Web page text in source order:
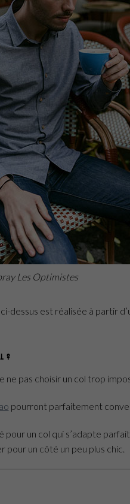
Les Optimistes
dessus est réalisée à partir
?
ne pas choisir un col trop
pourront parfaitement
un col qui s’adapte
pour un côté un peu plus chic.